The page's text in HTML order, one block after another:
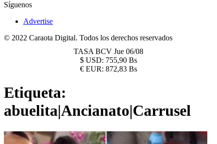
Síguenos
Advertise
© 2022 Caraota Digital. Todos los derechos reservados
TASA BCV Jue 06/08
$ USD: 755,90 Bs
€ EUR: 872,83 Bs
Etiqueta:
abuelita|Ancianato|Carrusel